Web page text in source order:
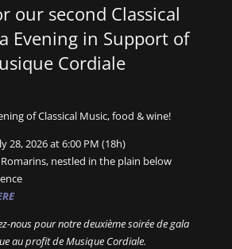
our second Classical
Evening in Support of
Cordiale
of Classical Music, food & wine!
28, 2026 at 6:00 PM (18h)
Romarins, nestled in the plain below
nous pour notre deuxième soirée de gala
au profit de Musique Cordiale.